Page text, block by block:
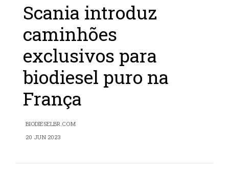
Scania introduz
caminhões
exclusivos para
biodiesel puro na
França
BIODIESELBR.COM
20 JUN 2023